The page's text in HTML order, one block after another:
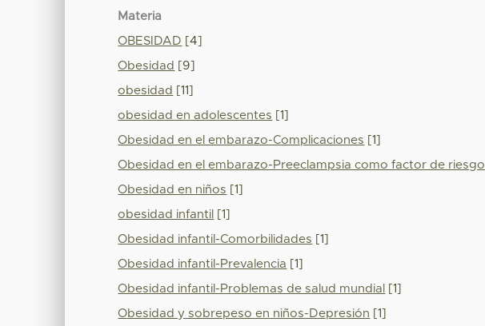
Materia
OBESIDAD [4]
Obesidad [9]
obesidad [11]
obesidad en adolescentes [1]
Obesidad en el embarazo-Complicaciones [1]
Obesidad en el embarazo-Preeclampsia como factor de riesgo
Obesidad en niños [1]
obesidad infantil [1]
Obesidad infantil-Comorbilidades [1]
Obesidad infantil-Prevalencia [1]
Obesidad infantil-Problemas de salud mundial [1]
Obesidad y sobrepeso en niños-Depresión [1]